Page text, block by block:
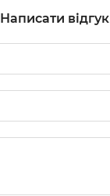
Написати відгук